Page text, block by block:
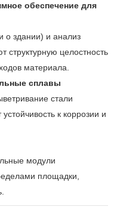
обеспечение для
о здании) и анализ
структурную целостность
материала.
сплавы
стали
к коррозии и
модули
площадки,